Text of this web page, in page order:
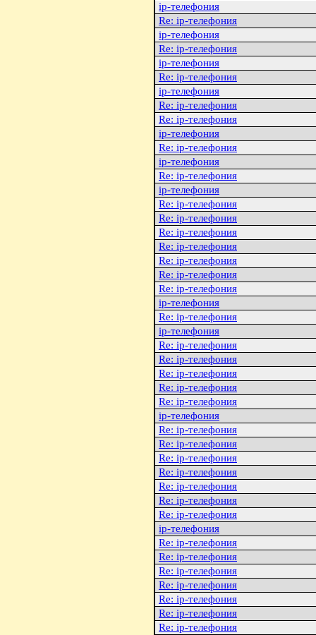
ip-телефония
Re: ip-телефония
ip-телефония
Re: ip-телефония
ip-телефония
Re: ip-телефония
ip-телефония
Re: ip-телефония
Re: ip-телефония
ip-телефония
Re: ip-телефония
ip-телефония
Re: ip-телефония
ip-телефония
Re: ip-телефония
Re: ip-телефония
Re: ip-телефония
Re: ip-телефония
Re: ip-телефония
Re: ip-телефония
Re: ip-телефония
ip-телефония
Re: ip-телефония
ip-телефония
Re: ip-телефония
Re: ip-телефония
Re: ip-телефония
Re: ip-телефония
Re: ip-телефония
ip-телефония
Re: ip-телефония
Re: ip-телефония
Re: ip-телефония
Re: ip-телефония
Re: ip-телефония
Re: ip-телефония
Re: ip-телефония
ip-телефония
Re: ip-телефония
Re: ip-телефония
Re: ip-телефония
Re: ip-телефония
Re: ip-телефония
Re: ip-телефония
Re: ip-телефония